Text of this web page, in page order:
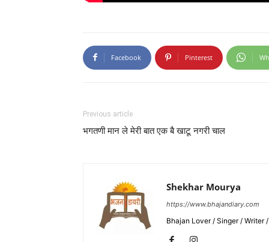
Facebook Pinterest
Previous article
भगतणी मान ले मेरी बात एक बै खाटू नगरी चाल
Shekhar Mourya
https://www.bhajandiary.com
Bhajan Lover / Singer / Writer